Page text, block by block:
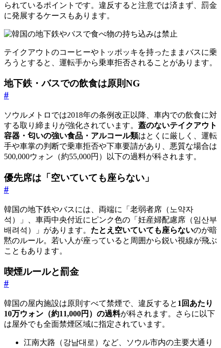
られているポイントです。違反すると注意では済まず、罰金
に発展するケースもあります。
テイクアウトのコーヒーやトッポッキを持ったままバスに乗
ろうとすると、運転手から乗車拒否されることがあります。
地下鉄・バスでの飲食は原則NG
#
ソウルメトロでは2018年の条例改正以降、車内での飲食に対
する取り締まりが強化されています。 蓋のないテイクアウト
容器・匂いの強い食品・アルコール類はとくに厳しく、運転
手や車掌の判断で乗車拒否や下車要請があり、悪質な場合は
500,000ウォン（約55,000円）以下の過料が科されます。
優先席は「空いていても座らない」
#
韓国の地下鉄やバスには、両端に「老弱者席（노약자
석）」、車両中央付近にピンク色の「妊産婦配慮席（임산부
배려석）」があります。 たとえ空いていても座らないのが暗
黙のルール。若い人が座っていると周囲から鋭い視線が飛ぶ
こともあります。
喫煙ルールと罰金
#
韓国の屋内施設は原則すべて禁煙で、違反すると 1回あたり
10万ウォン（約11,000円）の過料が科されます。さらに以下
は屋外でも全面禁煙区域に指定されています。
江南大路（강남대로）など、ソウル市内の主要大通り